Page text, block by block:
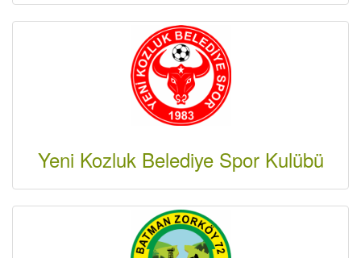
Yeni Kozluk Belediye Spor Kulübü